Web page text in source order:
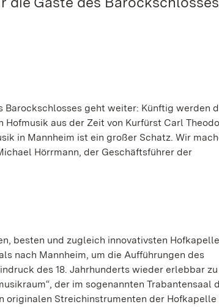
Barockschlosses geht weiter: Künftig werden
aus der Zeit von Kurfürst Carl
in Mannheim ist ein großer Schatz. Wir
Hörrmann, der Geschäftsführer der
besten und zugleich innovativsten
nach Mannheim, um die Aufführungen des
des 18. Jahrhunderts wieder erlebbar zu
der im sogenannten Trabantensaal
originalen Streichinstrumenten der Hofkapelle